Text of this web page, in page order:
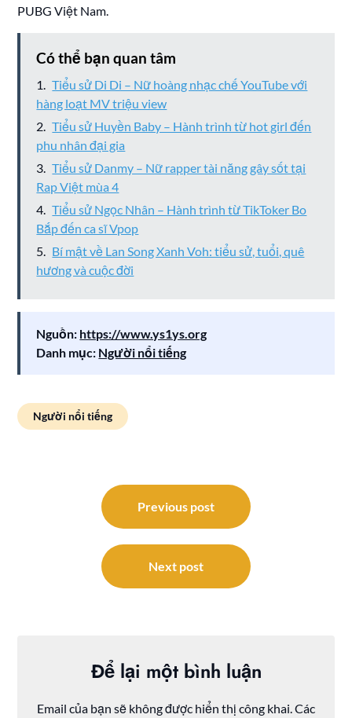
PUBG Việt Nam.
Có thể bạn quan tâm
Tiểu sử Di Di – Nữ hoàng nhạc chế YouTube với
hàng loạt MV triệu view
Tiểu sử Huyền Baby – Hành trình từ hot girl đến
phu nhân đại gia
Tiểu sử Danmy – Nữ rapper tài năng gây sốt tại
Rap Việt mùa 4
Tiểu sử Ngọc Nhân – Hành trình từ TikToker Bo
Bắp đến ca sĩ Vpop
Bí mật về Lan Song Xanh Voh: tiểu sử, tuổi, quê
hương và cuộc đời
Nguồn: https://www.ys1ys.org
Danh mục: Người nổi tiếng
Người nổi tiếng
Previous post
Next post
Để lại một bình luận
Email của bạn sẽ không được hiển thị công khai.Các